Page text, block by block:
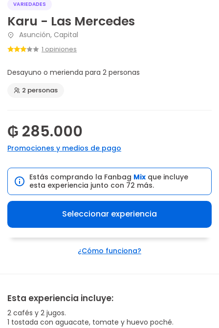
VARIEDADES
Karu - Las Mercedes
Asunción, Capital
1 opiniones
Desayuno o merienda para 2 personas
2 personas
₲ 285.000
Promociones y medios de pago
Estás comprando la Fanbag Mix que incluye
esta experiencia junto con 72 más.
Seleccionar experiencia
¿Cómo funciona?
Esta experiencia incluye:
2 cafés y 2 jugos.
1 tostada con aguacate, tomate y huevo poché.